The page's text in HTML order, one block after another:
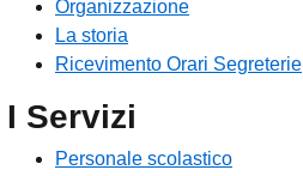
Organizzazione
La storia
Ricevimento Orari Segreterie
I Servizi
Personale scolastico